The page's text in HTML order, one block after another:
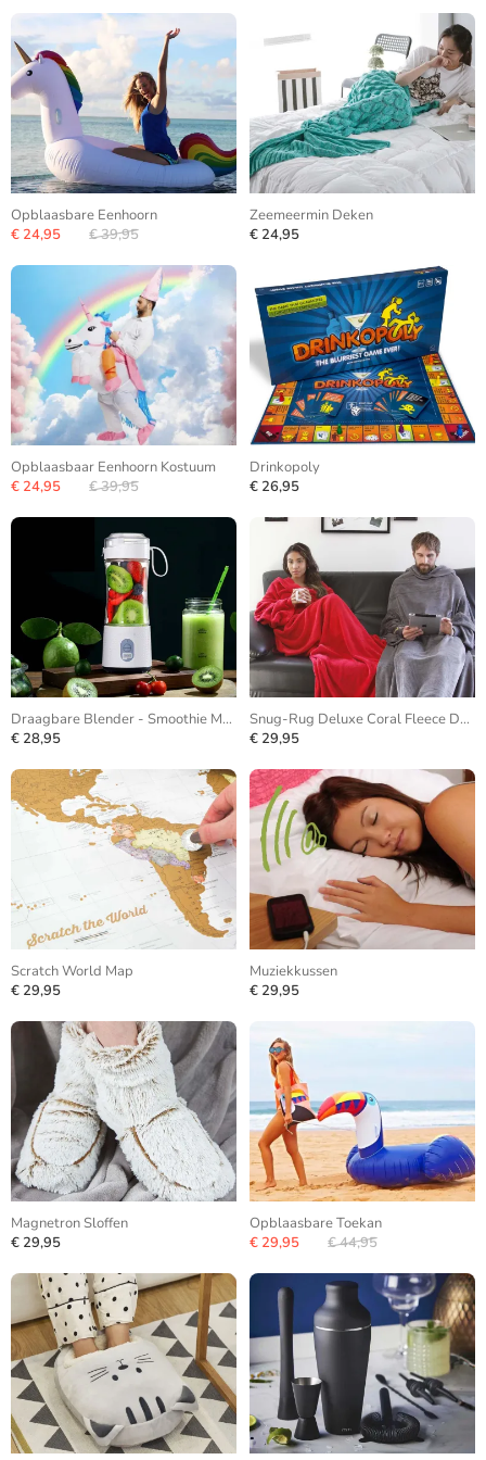
Opblaasbare Eenhoorn
€ 24,95
€ 39,95
Zeemeermin Deken
€ 24,95
Opblaasbaar Eenhoorn Kostuum
€ 24,95
€ 39,95
Drinkopoly
€ 26,95
Draagbare Blender - Smoothie Maker
€ 28,95
Snug-Rug Deluxe Coral Fleece Deken
€ 29,95
Scratch World Map
€ 29,95
Muziekkussen
€ 29,95
Magnetron Sloffen
€ 29,95
Opblaasbare Toekan
€ 29,95
€ 44,95